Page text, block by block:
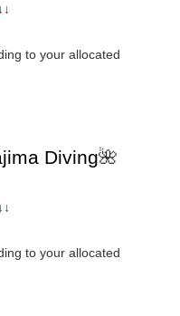
↓↓
to your allocated
Diving🌺
↓↓
to your allocated